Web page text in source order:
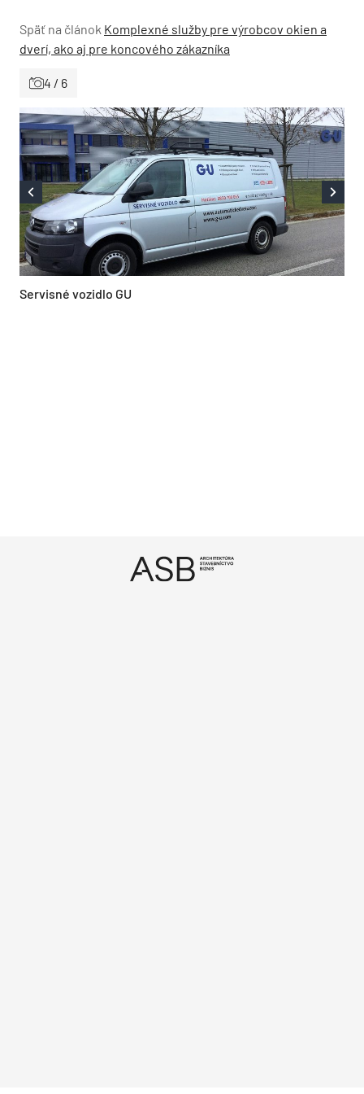
Späť na článok Komplexné služby pre výrobcov okien a
dverí, ako aj pre koncového zákazníka
4 / 6
Servisné vozidlo GU